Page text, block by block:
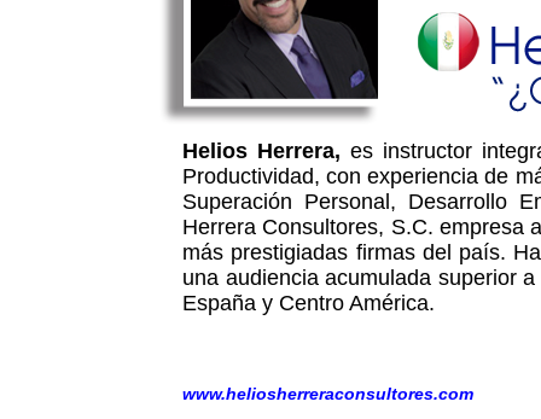
Helios Herrera, es instructor
Productividad, con experiencia de
Superación Personal, Desarrollo
Herrera Consultores, S.C. empresa
más prestigiadas firmas del país.
una audiencia acumulada superior
España y Centro América.
www.heliosherreraconsultores.com